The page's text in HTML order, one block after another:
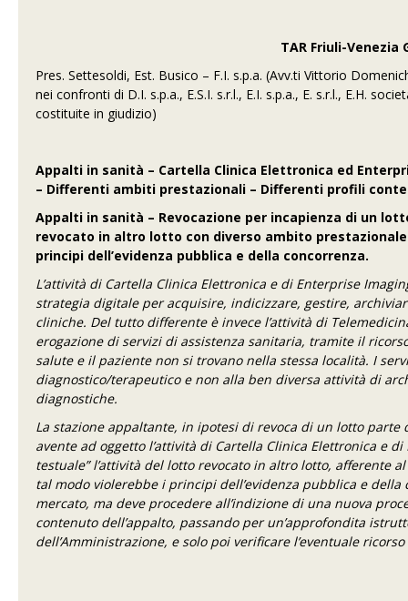
TAR Friuli-Venezia
Pres. Settesoldi, Est. Busico – F.I. s.p.a. (Avv.ti Vittorio
nei confronti di D.I. s.p.a., E.S.I. s.r.l., E.I. s.p.a., E. s.r.l., E.H.
costituite in giudizio)
Appalti in sanità – Cartella Clinica Elettronica ed
– Differenti ambiti prestazionali – Differenti profili
Appalti in sanità – Revocazione per incapienza di un
revocato in altro lotto con diverso ambito
principi dell’evidenza pubblica e della concorrenza.
L’attività di Cartella Clinica Elettronica e di Enterprise
strategia digitale per acquisire, indicizzare, gestire,
cliniche. Del tutto differente è invece l’attività di
erogazione di servizi di assistenza sanitaria, tramite il
salute e il paziente non si trovano nella stessa località. I
diagnostico/terapeutico e non alla ben diversa attività di
diagnostiche.
La stazione appaltante, in ipotesi di revoca di un lotto
avente ad oggetto l’attività di Cartella Clinica Elettronica e
testuale” l’attività del lotto revocato in altro lotto, afferente
tal modo violerebbe i principi dell’evidenza pubblica e
mercato, ma deve procedere all’indizione di una nuova
contenuto dell’appalto, passando per un’approfondita
dell’Amministrazione, e solo poi verificare l’eventuale